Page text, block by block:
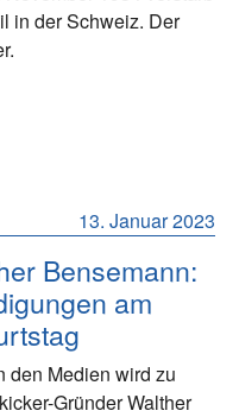
in der Schweiz. Der
13. Januar 2023
Bensemann:
am
den Medien wird zu
Gründer Walther